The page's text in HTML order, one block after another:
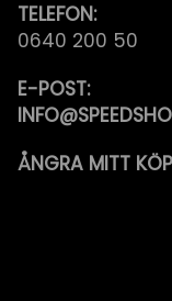
TELEFON:
0640 200 50
E-POST:
ÅNGRA MITT KÖP